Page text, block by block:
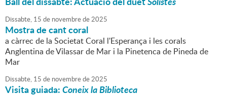
Dissabte, 15 de novembrede2025
Mostra de cant coral
a càrrec de la Societat Coral l'Esperança i les corals
Anglentina de Vilassar de Mar i la Pinetenca de Pineda de
Mar
Dissabte, 15 de novembrede2025
Visita guiada:Coneix la Biblioteca